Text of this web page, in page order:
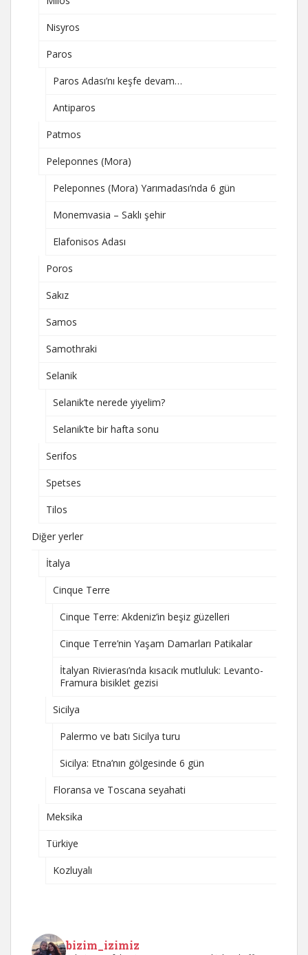
Nisyros
Paros
Paros Adası’nı keşfe devam…
Antiparos
Patmos
Peleponnes (Mora)
Peleponnes (Mora) Yarımadası’nda 6 gün
Monemvasia – Saklı şehir
Elafonisos Adası
Poros
Sakız
Samos
Samothraki
Selanik
Selanik’te nerede yiyelim?
Selanik’te bir hafta sonu
Serifos
Spetses
Tilos
Diğer yerler
İtalya
Cinque Terre
Cinque Terre: Akdeniz’in beşiz güzelleri
Cinque Terre’nin Yaşam Damarları Patikalar
İtalyan Rivierası’nda kısacık mutluluk: Levanto-
Framura bisiklet gezisi
Sicilya
Palermo ve batı Sicilya turu
Sicilya: Etna’nın gölgesinde 6 gün
Floransa ve Toscana seyahati
Meksika
Türkiye
Kozluyalı
bizim_izimiz